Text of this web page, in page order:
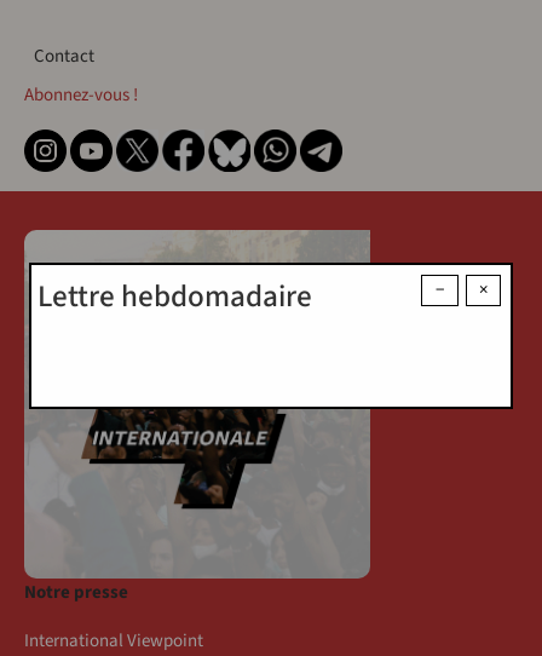
×
−
Lettre hebdomadaire
Contact
Contact
Abonnez-vous !
Notre presse
International Viewpoint